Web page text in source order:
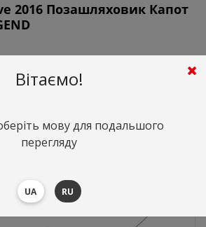
2016 Позашляховик Капот
грн.
Вітаємо!
мову для подальшого
перегляду
UA RU